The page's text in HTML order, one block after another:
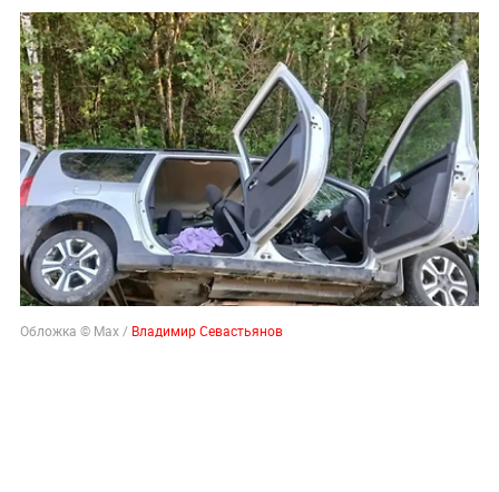
Обложка © Max / Владимир Севастьянов